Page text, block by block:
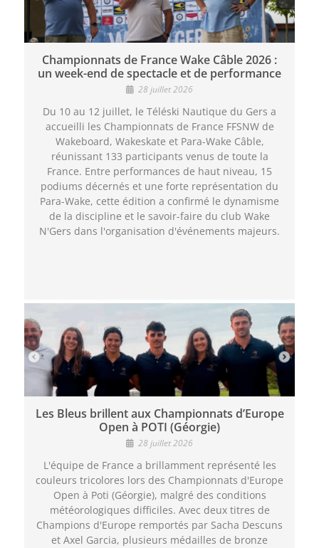
Championnats de France Wake Câble 2026 :
un week-end de spectacle et de performance
28 juillet 2026
Du 10 au 12 juillet, le Téléski Nautique du Gers a
accueilli les Championnats de France FFSNW de
Wakeboard, Wakeskate et Para-Wake Câble,
réunissant 133 participants venus de toute la
France. Entre performances de haut niveau, 15
podiums décernés et une forte représentation du
Para-Wake, cette édition a confirmé le dynamisme
de la discipline et le savoir-faire du club Wake
N'Gers dans l'organisation d'événements majeurs.
Les Bleus brillent aux Championnats d’Europe
Open à POTI (Géorgie)
28 juillet 2026
L'équipe de France a brillamment représenté les
couleurs tricolores lors des Championnats d'Europe
Open à Poti (Géorgie), malgré des conditions
météorologiques difficiles. Avec deux titres de
Champions d'Europe remportés par Sacha Descuns
et Axel Garcia, plusieurs médailles de bronze